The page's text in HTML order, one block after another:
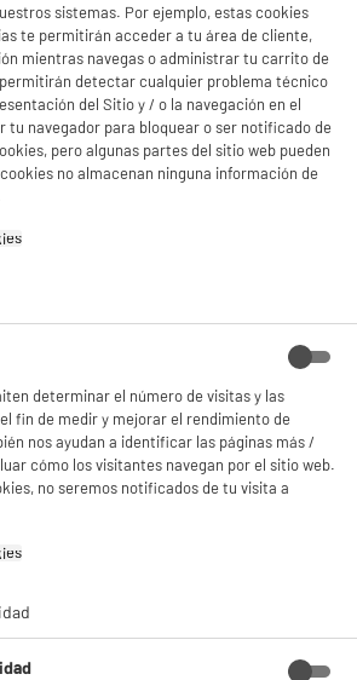
y tras tu consentimiento, ELECTRO DEPOT
que procesan tus datos personales para:
a tus preferencias
personalizadas
contenido en las redes sociales
en tu navegación. Puedes oponerte a su uso
sistemas. Por ejemplo, estas cookies
te permitirán acceder a tu área de cliente,
mientras navegas o administrar tu carrito de
detectar cualquier problema técnico
del Sitio y / o la navegación en el
tu navegador para bloquear o ser notificado de
pero algunas partes del sitio web pueden
no almacenan ninguna información de
determinar el número de visitas y las
fin de medir y mejorar el rendimiento de
nos ayudan a identificar las páginas más /
cómo los visitantes navegan por el sitio web.
no seremos notificados de tu visita a